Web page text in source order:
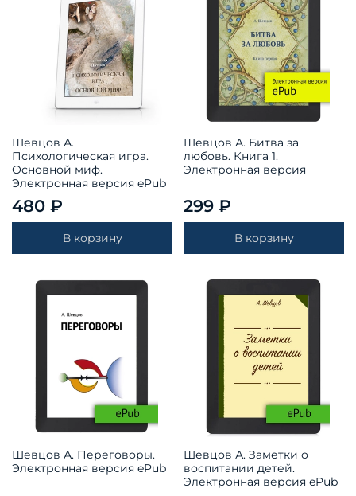
Шевцов А.
Психологическая игра.
Основной миф.
Электронная версия ePub
480 ₽
В корзину
Шевцов А. Битва за
любовь. Книга 1.
Электронная версия
299 ₽
В корзину
Шевцов А. Переговоры.
Электронная версия ePub
Шевцов А. Заметки о
воспитании детей.
Электронная версия ePub